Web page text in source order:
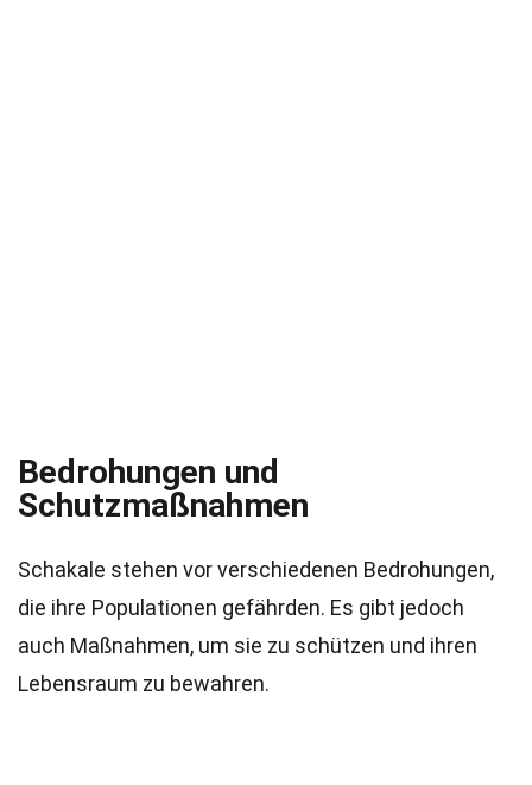
Bedrohungen und
Schutzmaßnahmen
Schakale stehen vor verschiedenen Bedrohungen,
die ihre Populationen gefährden. Es gibt jedoch
auch Maßnahmen, um sie zu schützen und ihren
Lebensraum zu bewahren.